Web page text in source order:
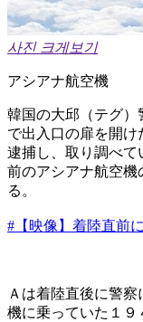
사진 크게보기
アシアナ航空機
韓国の大邱（テグ）
で出入口の扉を開
逮捕し、取り調べて
前のアシアナ航空機
る。
#【映像】着陸直前
Ａは着陸直後に警
機に乗っていた１９